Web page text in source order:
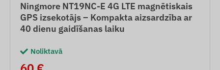
Ningmore NT19NC-E 4G LTE magnētiskais
GPS izsekotājs – Kompakta aizsardzība ar
40 dienu gaidīšanas laiku
Noliktavā